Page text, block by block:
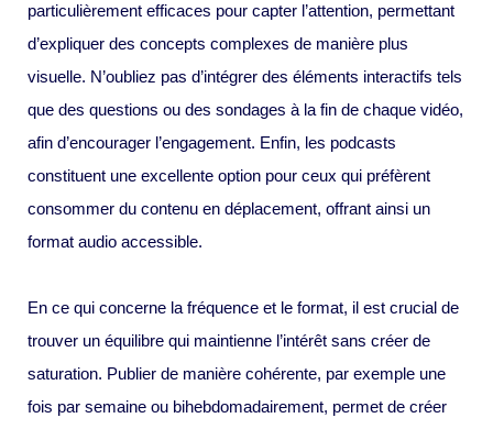
particulièrement efficaces pour capter l’attention, permettant
d’expliquer des concepts complexes de manière plus
visuelle. N’oubliez pas d’intégrer des éléments interactifs tels
que des questions ou des sondages à la fin de chaque vidéo,
afin d’encourager l’engagement. Enfin, les podcasts
constituent une excellente option pour ceux qui préfèrent
consommer du contenu en déplacement, offrant ainsi un
format audio accessible.
En ce qui concerne la fréquence et le format, il est crucial de
trouver un équilibre qui maintienne l’intérêt sans créer de
saturation. Publier de manière cohérente, par exemple une
fois par semaine ou bihebdomadairement, permet de créer